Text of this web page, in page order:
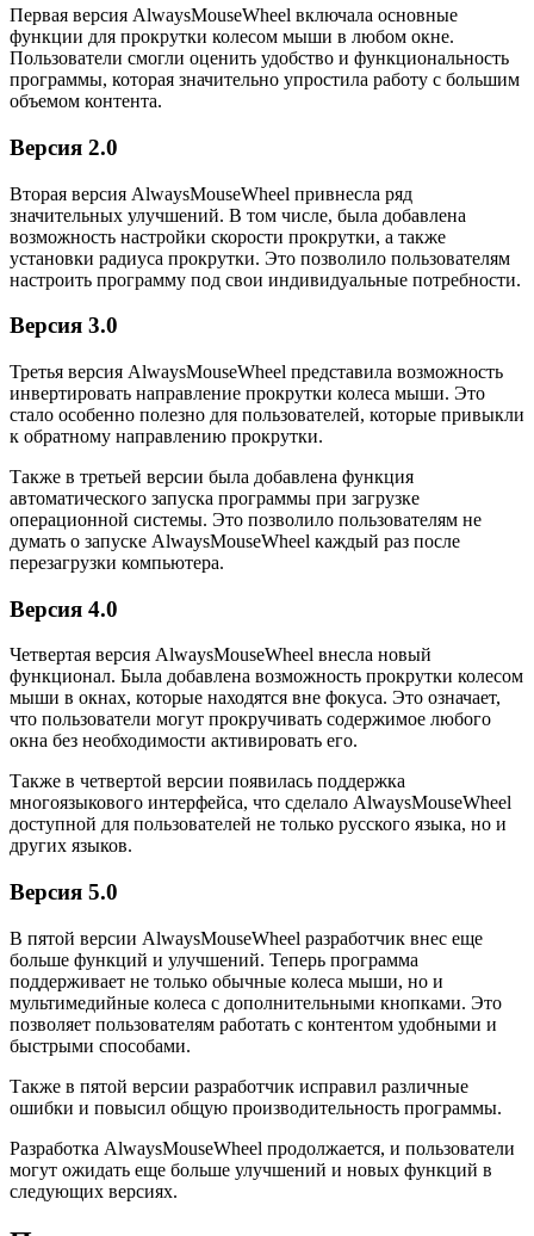
Первая версия AlwaysMouseWheel включала основные
функции для прокрутки колесом мыши в любом окне.
Пользователи смогли оценить удобство и функциональность
программы, которая значительно упростила работу с большим
объемом контента.
Версия 2.0
Вторая версия AlwaysMouseWheel привнесла ряд
значительных улучшений. В том числе, была добавлена
возможность настройки скорости прокрутки, а также
установки радиуса прокрутки. Это позволило пользователям
настроить программу под свои индивидуальные потребности.
Версия 3.0
Третья версия AlwaysMouseWheel представила возможность
инвертировать направление прокрутки колеса мыши. Это
стало особенно полезно для пользователей, которые привыкли
к обратному направлению прокрутки.
Также в третьей версии была добавлена функция
автоматического запуска программы при загрузке
операционной системы. Это позволило пользователям не
думать о запуске AlwaysMouseWheel каждый раз после
перезагрузки компьютера.
Версия 4.0
Четвертая версия AlwaysMouseWheel внесла новый
функционал. Была добавлена возможность прокрутки колесом
мыши в окнах, которые находятся вне фокуса. Это означает,
что пользователи могут прокручивать содержимое любого
окна без необходимости активировать его.
Также в четвертой версии появилась поддержка
многоязыкового интерфейса, что сделало AlwaysMouseWheel
доступной для пользователей не только русского языка, но и
других языков.
Версия 5.0
В пятой версии AlwaysMouseWheel разработчик внес еще
больше функций и улучшений. Теперь программа
поддерживает не только обычные колеса мыши, но и
мультимедийные колеса с дополнительными кнопками. Это
позволяет пользователям работать с контентом удобными и
быстрыми способами.
Также в пятой версии разработчик исправил различные
ошибки и повысил общую производительность программы.
Разработка AlwaysMouseWheel продолжается, и пользователи
могут ожидать еще больше улучшений и новых функций в
следующих версиях.